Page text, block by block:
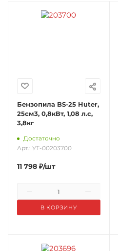
Бензопила BS-25 Huter,
25см3, 0,8кВт, 1,08 л.с,
3,8кг
Достаточно
Арт.: УТ-00203700
11 798 ₽/шт
В КОРЗИНУ